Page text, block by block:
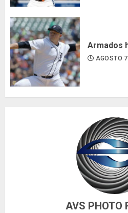
Armados
AGOSTO
AVS PHOTO